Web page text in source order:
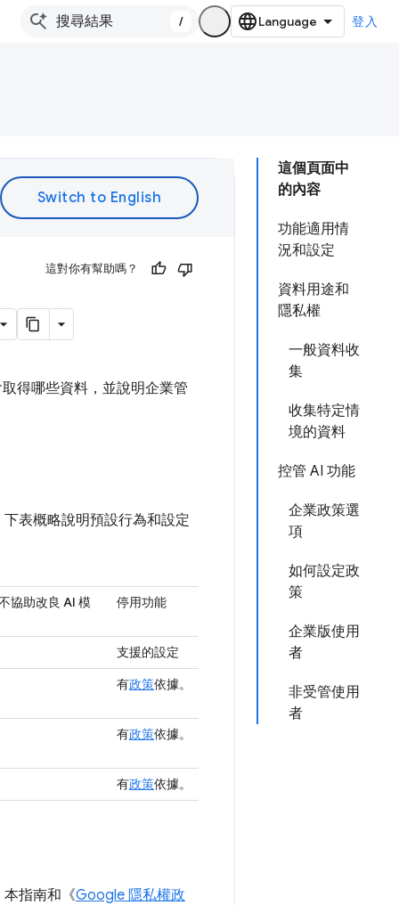
/ 登入
這個頁面中
的內容
功能適用情
況和設定
資料用途和
隱私權
一般資料收
集
收集特定情
境的資料
控管 AI 功能
企業政策選
項
如何設定政
策
企業版使用
者
非受管使用
者
這對你有幫助嗎？
得哪些資料，並說明企業管
表概略說明預設行為和設定
協助改良 AI 模
停用功能
支援的設定
有政策依據。
有政策依據。
有政策依據。
指南和《Google 隱私權政